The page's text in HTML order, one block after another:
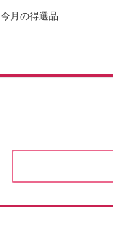
今月の得選品